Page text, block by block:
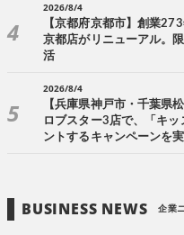
2026/8/4
【京都府京都市】創業
京都店がリニューアル。
活
2026/8/4
【兵庫県神戸市・千葉県
ロブスター3店で、「キ
ントするキャンペーンを
BUSINESS NEWS 企業